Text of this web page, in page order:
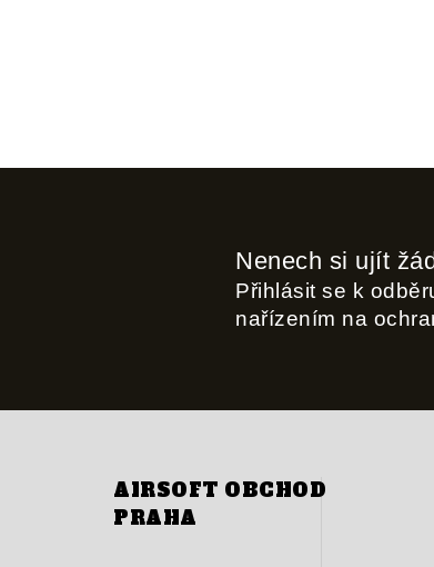
Nenech si ujít
Přihlásit se k
nařízením na
AIRSOFT OBCHOD
PRAHA